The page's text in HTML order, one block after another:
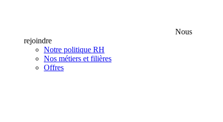
Nous
rejoindre
Notre politique RH
Nos métiers et filières
Offres